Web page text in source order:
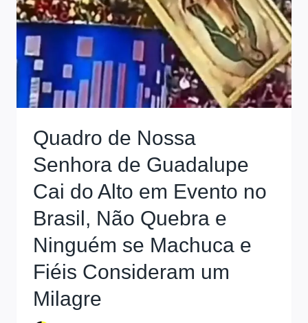
Quadro de Nossa
Senhora de Guadalupe
Cai do Alto em Evento no
Brasil, Não Quebra e
Ninguém se Machuca e
Fiéis Consideram um
Milagre